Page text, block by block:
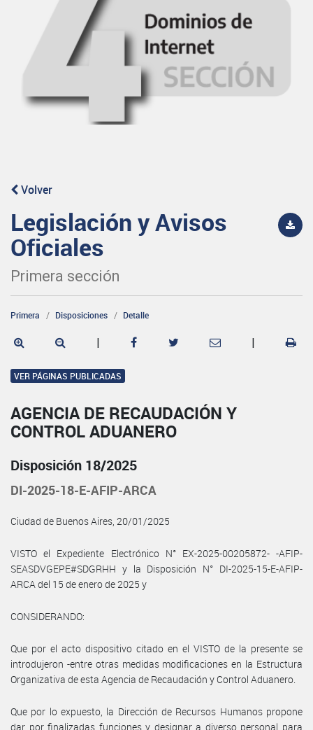
Volver
Legislación y Avisos
Oficiales
Primera sección
Primera Disposiciones Detalle
| |
VER PÁGINAS PUBLICADAS
AGENCIA DE RECAUDACIÓN Y
CONTROL ADUANERO
Disposición 18/2025
DI-2025-18-E-AFIP-ARCA
Ciudad de Buenos Aires, 20/01/2025
VISTO el Expediente Electrónico N° EX-2025-00205872- -AFIP-
SEASDVGEPE#SDGRHH y la Disposición N° DI-2025-15-E-AFIP-
ARCA del 15 de enero de 2025 y
CONSIDERANDO:
Que por el acto dispositivo citado en el VISTO de la presente se
introdujeron -entre otras medidas modificaciones en la Estructura
Organizativa de esta Agencia de Recaudación y Control Aduanero.
Que por lo expuesto, la Dirección de Recursos Humanos propone
dar por finalizadas funciones y designar a diverso personal para